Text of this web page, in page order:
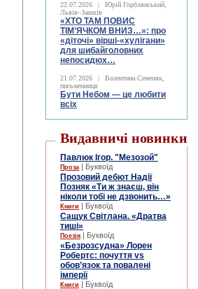
22.07.2026 |
Юрій Горблянський,
Львів–Зашків
«ХТО ТАМ ПОВИС
ТІМ’ЯЧКОМ ВНИЗ…»: про
«діточі» вірші-«хулігани»
для шибайголовних
непосидюх…
21.07.2026 |
Валентина Семеняк,
письменниця
Бути Небом ― це любити
всіх
Видавничі новинки
Павлюк Ігор. "Мезозой"
Проза | Буквоїд
Прозовий дебют Надії
Позняк «Ти ж знаєш, він
ніколи тобі не дзвонить…»
Книги | Буквоїд
Сащук Світлана. «Дратва
тиші»
Поезія | Буквоїд
«Безрозсудна» Лорен
Робертс: почуття vs
обов’язок та повалені
імперії
Книги | Буквоїд